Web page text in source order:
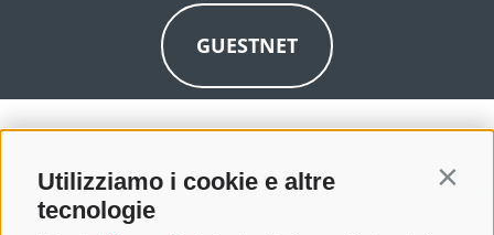
Utilizziamo i cookie e altre
tecnologie
GUESTNET